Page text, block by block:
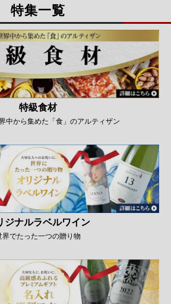
特集一覧
特級食材
中から集めた「食」のアルティザン
ジナルラベルワイン
界でたった一つの贈り物